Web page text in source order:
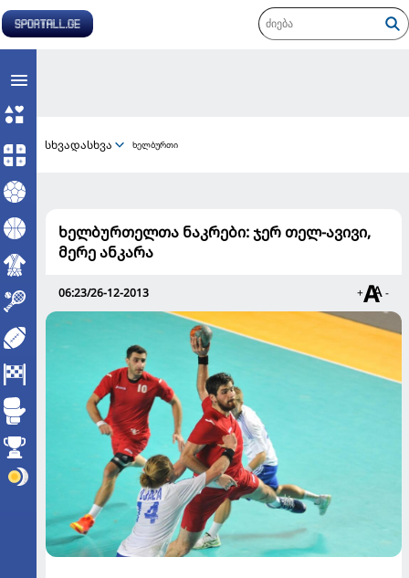
სხვადასხვა ხელბურთი
ხელბურთელთა ნაკრები: ჯერ თელ-ავივი,
მერე ანკარა
06:23/26-12-2013 + -